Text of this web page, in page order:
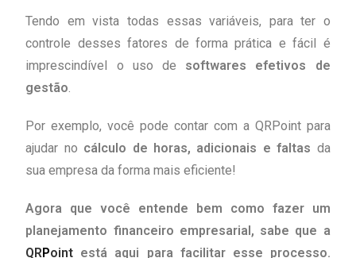
Tendo em vista todas essas variáveis, para ter o
controle desses fatores de forma prática e fácil é
imprescindível o uso de softwares efetivos de
gestão.
Por exemplo, você pode contar com a QRPoint para
ajudar no cálculo de horas, adicionais e faltas da
sua empresa da forma mais eficiente!
Agora que você entende bem como fazer um
planejamento financeiro empresarial, sabe que a
QRPoint está aqui para facilitar esse processo.